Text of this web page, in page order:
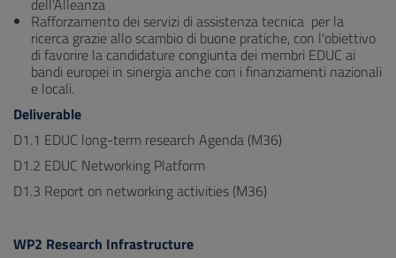
dell'Alleanza
Rafforzamento dei servizi di assistenza tecnica per la
ricerca grazie allo scambio di buone pratiche, con l'obiettivo
di favorire la candidature congiunta dei membri EDUC ai
bandi europei in sinergia anche con i finanziamenti nazionali
e locali.
Deliverable
D1.1 EDUC long-term research Agenda (M36)
D1.2 EDUC Networking Platform
D1.3 Report on networking activities (M36)
WP2 Research Infrastructure